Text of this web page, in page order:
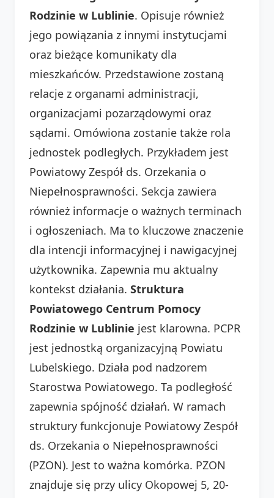
Rodzinie w Lublinie. Opisuje również
jego powiązania z innymi instytucjami
oraz bieżące komunikaty dla
mieszkańców. Przedstawione zostaną
relacje z organami administracji,
organizacjami pozarządowymi oraz
sądami. Omówiona zostanie także rola
jednostek podległych. Przykładem jest
Powiatowy Zespół ds. Orzekania o
Niepełnosprawności. Sekcja zawiera
również informacje o ważnych terminach
i ogłoszeniach. Ma to kluczowe znaczenie
dla intencji informacyjnej i nawigacyjnej
użytkownika. Zapewnia mu aktualny
kontekst działania. Struktura
Powiatowego Centrum Pomocy
Rodzinie w Lublinie jest klarowna. PCPR
jest jednostką organizacyjną Powiatu
Lubelskiego. Działa pod nadzorem
Starostwa Powiatowego. Ta podległość
zapewnia spójność działań. W ramach
struktury funkcjonuje Powiatowy Zespół
ds. Orzekania o Niepełnosprawności
(PZON). Jest to ważna komórka. PZON
znajduje się przy ulicy Okopowej 5, 20-